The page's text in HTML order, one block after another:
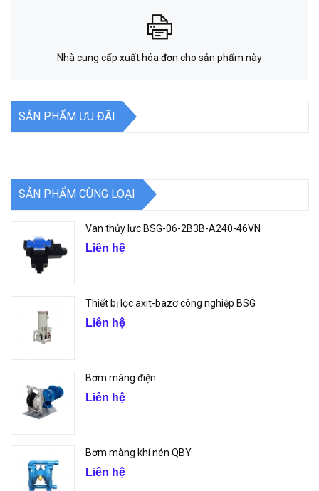
Nhà cung cấp xuất hóa đơn cho sản phẩm này
SẢN PHẨM ƯU ĐÃI
SẢN PHẨM CÙNG LOẠI
Van thủy lực BSG-06-2B3B-A240-46VN
Liên hệ
Thiết bị lọc axit-bazơ công nghiệp BSG
Liên hệ
Bơm màng điện
Liên hệ
Bơm màng khí nén QBY
Liên hệ